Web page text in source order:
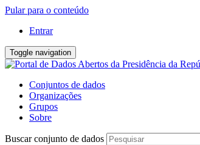
Pular para o conteúdo
Entrar
Toggle navigation
Conjuntos de dados
Organizações
Grupos
Sobre
Buscar conjunto de dados